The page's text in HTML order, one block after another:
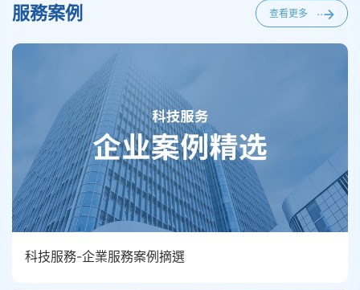
服務案例 查看更多
科技服務-企業服務案例摘選